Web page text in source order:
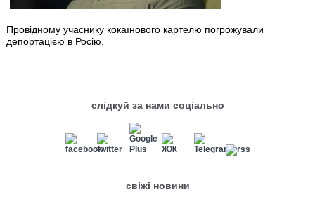
Провідному учаснику кокаїнового картелю погрожували
депортацією в Росію.
слідкуй за нами соціально
свіжі новини